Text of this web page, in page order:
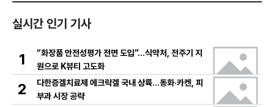
실시간 인기 기사
1
“화장품 안전성평가 전면 도입”…식약처, 전주기 지
원으로 K뷰티 고도화
2
다한증겔치료제 에크락겔 국내 상륙…동화·카켄, 피
부과 시장 공략